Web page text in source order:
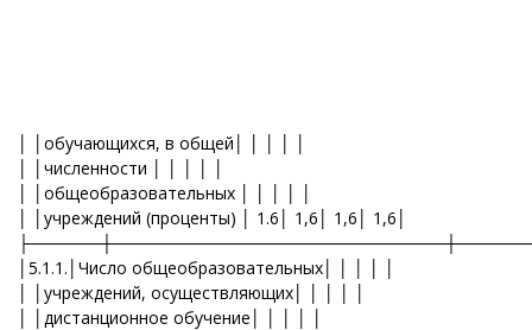
│ │обучающихся, в общей│ │ │ │ │
│ │численности │ │ │ │ │
│ │общеобразовательных │ │ │ │ │
│ │учреждений (проценты) │ 1.6│ 1,6│ 1,6│ 1,6│
│5.1.1.│Число общеобразовательных│ │ │ │ │
│ │учреждений, осуществляющих│ │ │ │ │
│ │дистанционное обучение│ │ │ │ │